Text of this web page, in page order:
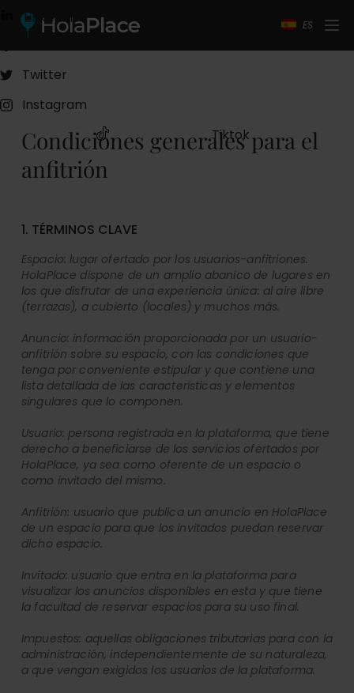
ES
Condiciones generales para el
anfitrión
1. TÉRMINOS CLAVE
Espacio: lugar ofertado por los usuarios-anfitriones.
HolaPlace dispone de un amplio abanico de lugares en
los que disfrutar de una experiencia única: al aire libre
(terrazas), a cubierto (locales) y muchos más.
Anuncio: información proporcionada por un usuario-
anfitrión sobre su espacio, con las condiciones que
tenga por conveniente estipular y que contiene una
lista detallada de las características y elementos
singulares que lo componen.
Usuario: persona registrada en la plataforma, que tiene
derecho a beneficiarse de los servicios ofertados por
HolaPlace, ya sea como oferente de un espacio o
como invitado del mismo.
Anfitrión: usuario que publica un anuncio en HolaPlace
de un espacio para que los invitados puedan reservar
dicho espacio.
Invitado: usuario que entra en la plataforma para
visualizar los anuncios disponibles en esta y que tiene
la facultad de reservar espacios para su uso final.
Impuestos: aquellas obligaciones tributarias para con la
administración, independientemente de su naturaleza,
a que vengan exigidos los usuarios de la plataforma.
Taller Reunión
Linkedin
Twitter
Instagram
Tiktok